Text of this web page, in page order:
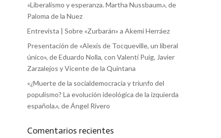
«Liberalismo y esperanza. Martha Nussbaum.», de
Paloma de la Nuez
Entrevista | Sobre «Zurbarán» a Akemi Herráez
Presentación de «Alexis de Tocqueville, un liberal
único», de Eduardo Nolla, con Valentí Puig, Javier
Zarzalejos y Vicente de la Quintana
«¿Muerte de la socialdemocracia y triunfo del
populismo? La evolución ideológica de la izquierda
española.», de Ángel Rivero
Comentarios recientes